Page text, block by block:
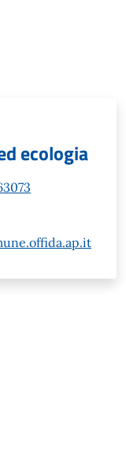
ecologia